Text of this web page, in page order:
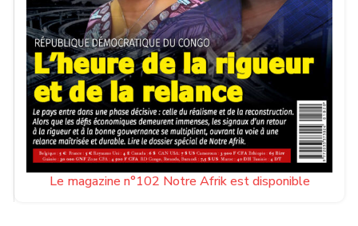
Le magazine n°102 Notre Afrik est disponible